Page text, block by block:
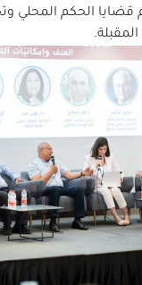
الحكم المحلي